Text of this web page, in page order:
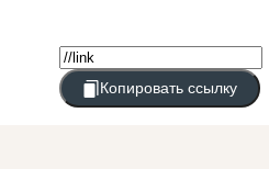
Копировать ссылку